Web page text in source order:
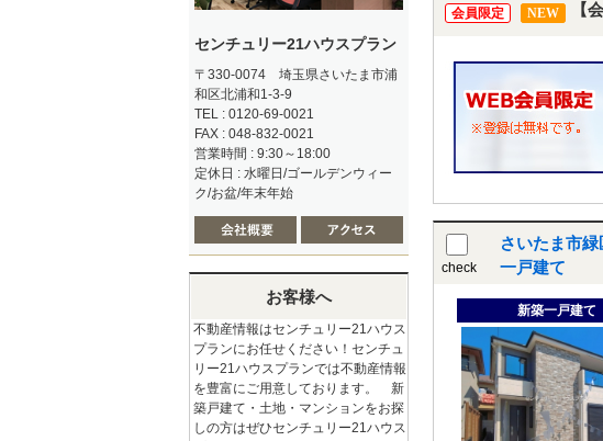
会員限定 NEW 【
check
さいたま市
一戸建て
新築一戸建て
センチュリー21ハウスプラン
〒330-0074 埼玉県さいたま市浦
和区北浦和1-3-9
TEL : 0120-69-0021
FAX : 048-832-0021
営業時間 : 9:30～18:00
定休日 : 水曜日/ゴールデンウィー
ク/お盆/年末年始
お客様へ
不動産情報はセンチュリー21ハウス
プランにお任せください！センチュ
リー21ハウスプランでは不動産情報
を豊富にご用意しております。 新
築戸建て・土地・マンションをお探
しの方はぜひセンチュリー21ハウス